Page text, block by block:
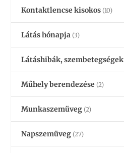
Kontaktlencse kisokos (10)
Látás hónapja (3)
Látáshibák, szembetegségek
Műhely berendezése (2)
Munkaszemüveg (2)
Napszemüveg (27)